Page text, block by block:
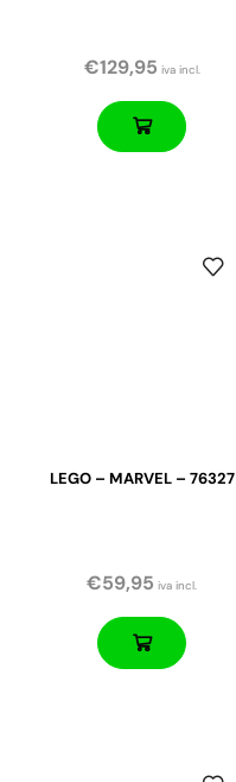
€129,95 iva incl.
LEGO – MARVEL – 76327
€59,95 iva incl.